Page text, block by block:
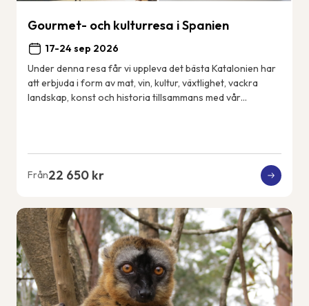
Gourmet- och kulturresa i Spanien
17-24 sep 2026
Under denna resa får vi uppleva det bästa Katalonien har
att erbjuda i form av mat, vin, kultur, växtlighet, vackra
landskap, konst och historia tillsammans med vår
Från22 650 kr